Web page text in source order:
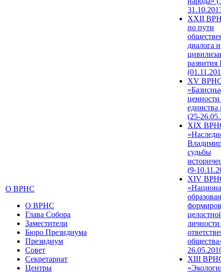
О ВРНС
О ВРНС
Глава Собора
Заместители
Бюро Президиума
Президиум
Совет
Секретариат
Центры
XXII
по пути
диалога и
развития
XV
единства
(25-
XIX
судьбы
(9-
XIV
XIII